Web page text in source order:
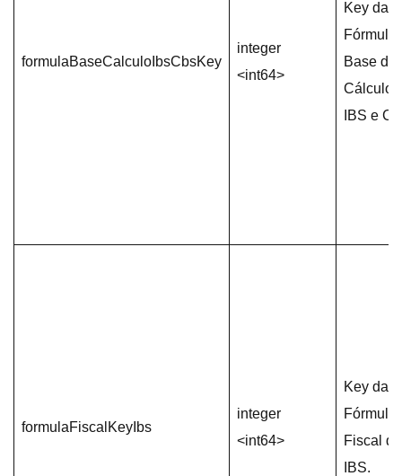
formulaBaseCalculoIbsCbsKey
integer
<int64>
Key da
Fórmula
Base de
Cálculo
IBS e
formulaFiscalKeyIbs
integer
<int64>
Key da
Fórmula
Fiscal de
IBS.